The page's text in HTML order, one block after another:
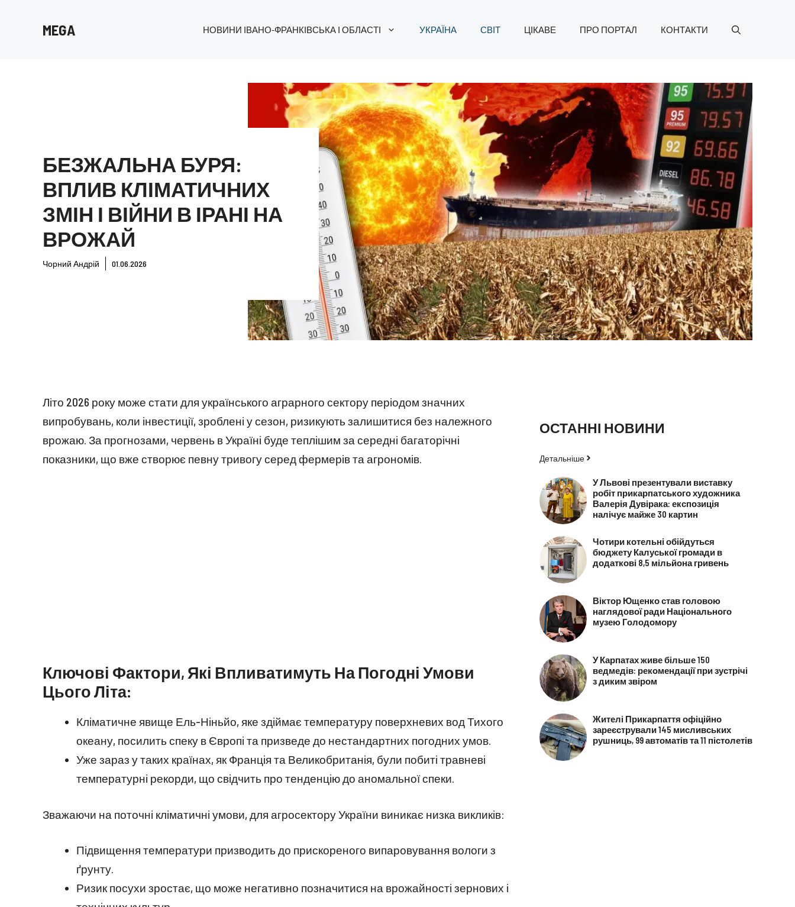
MEGA НОВИНИ ІВАНО-ФРАНКІВСЬКА І ОБЛАСТІ УКРАЇНА СВІТ ЦІКАВЕ ПРО ПОРТАЛ КОНТАКТИ
БЕЗЖАЛЬНА БУРЯ:
ВПЛИВ КЛІМАТИЧНИХ
ЗМІН І ВІЙНИ В ІРАНІ НА
ВРОЖАЙ
Чорний Андрій 01.06.2026
Літо 2026 року може стати для українського аграрного сектору періодом значних
випробувань, коли інвестиції, зроблені у сезон, ризикують залишитися без належного
врожаю. За прогнозами, червень в Україні буде теплішим за середні багаторічні
показники, що вже створює певну тривогу серед фермерів та агрономів.
Ключові Фактори, Які Впливатимуть На Погодні Умови
Цього Літа:
Кліматичне явище Ель-Ніньйо, яке здіймає температуру поверхневих вод Тихого
океану, посилить спеку в Європі та призведе до нестандартних погодних умов.
Уже зараз у таких країнах, як Франція та Великобританія, були побиті травневі
температурні рекорди, що свідчить про тенденцію до аномальної спеки.
Зважаючи на поточні кліматичні умови, для агросектору України виникає низка викликів:
Підвищення температури призводить до прискореного випаровування вологи з
ґрунту.
Ризик посухи зростає, що може негативно позначитися на врожайності зернових і
ОСТАННІ НОВИНИ
Детальніше
У Львові презентували виставку
робіт прикарпатського художника
Валерія Дувірака: експозиція
налічує майже 30 картин
Чотири котельні обійдуться
бюджету Калуської громади в
додаткові 8,5 мільйона гривень
Віктор Ющенко став головою
наглядової ради Національного
музею Голодомору
У Карпатах живе більше 150
ведмедів: рекомендації при зустрічі
з диким звіром
Жителі Прикарпаття офіційно
зареєстрували 145 мисливських
рушниць, 99 автоматів та 11 пістолетів